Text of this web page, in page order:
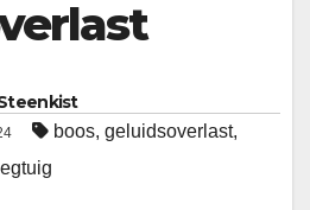
boos, geluidsoverlast,